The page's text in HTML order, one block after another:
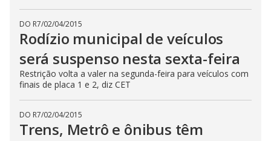
DO R7/02/04/2015
Rodízio municipal de veículos
será suspenso nesta sexta-feira
Restrição volta a valer na segunda-feira para veículos com
finais de placa 1 e 2, diz CET
DO R7/02/04/2015
Trens, Metrô e ônibus têm